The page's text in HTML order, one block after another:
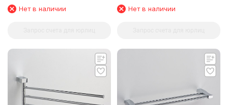
(32812)Нет в наличии
Нет в наличии